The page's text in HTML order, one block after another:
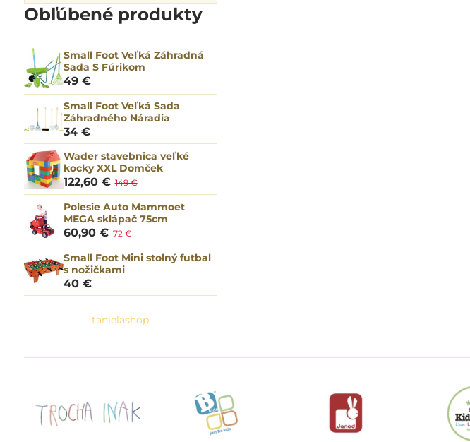
Obľúbené produkty
Small Foot Veľká Záhradná
Sada S Fúrikom
49 €
Small Foot Veľká Sada
Záhradného Náradia
34 €
Wader stavebnica veľké
kocky XXL Domček
122,60 € 149 €
Polesie Auto Mammoet
MEGA sklápač 75cm
60,90 € 72 €
Small Foot Mini stolný futbal
s nožičkami
40 €
tanielashop